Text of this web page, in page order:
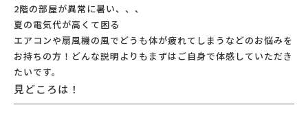
2階の部屋が異常に暑い、、、
夏の電気代が高くて困る
エアコンや扇風機の風でどうも体が疲れてしまうなどのお悩みを
お持ちの方！どんな説明よりもまずはご自身で体感していただき
たいです。
見どころは！